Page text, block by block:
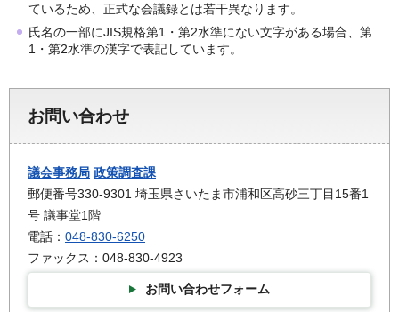
ているため、正式な会議録とは若干異なります。
氏名の一部にJIS規格第1・第2水準にない文字がある場合、第
1・第2水準の漢字で表記しています。
お問い合わせ
議会事務局 政策調査課
郵便番号330-9301 埼玉県さいたま市浦和区高砂三丁目15番1
号 議事堂1階
電話： 048-830-6250
ファックス：048-830-4923
お問い合わせフォーム